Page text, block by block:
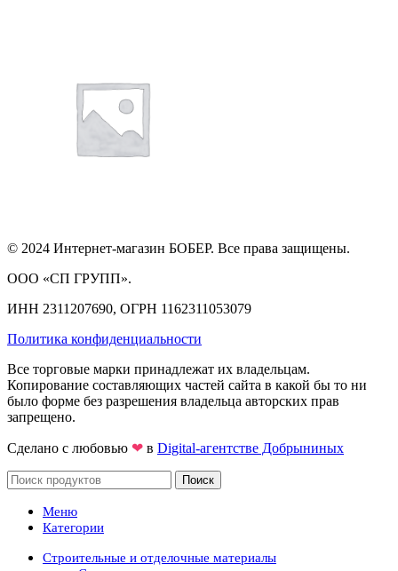
© 2024 Интернет-магазин БОБЕР. Все права защищены.
ООО «СП ГРУПП».
ИНН 2311207690, ОГРН 1162311053079
Политика конфиденциальности
Все торговые марки принадлежат их владельцам.
Копирование составляющих частей сайта в какой бы то ни
было форме без разрешения владельца авторских прав
запрещено.
Сделано с любовью ❤ в Digital-агентстве Добрыниных
Поиск
Меню
Категории
Строительные и отделочные материалы